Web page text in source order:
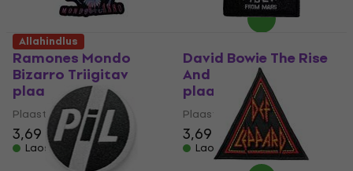
Ramones Mondo
Bizarro Triigitav
plaaster
Plaaster / märk
3,69 € 3,79 €
Laos olemas
David Bowie The Rise
And Fall Triigitav
plaaster
Plaaster / märk
3,69 €3,79 €
Laos olemas
Allahindlus